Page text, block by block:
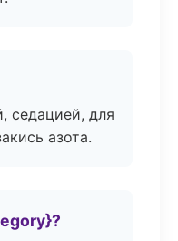
седацией, для
азота.